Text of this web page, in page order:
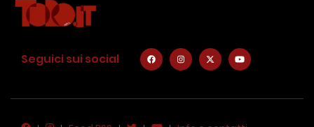
Seguici sui social